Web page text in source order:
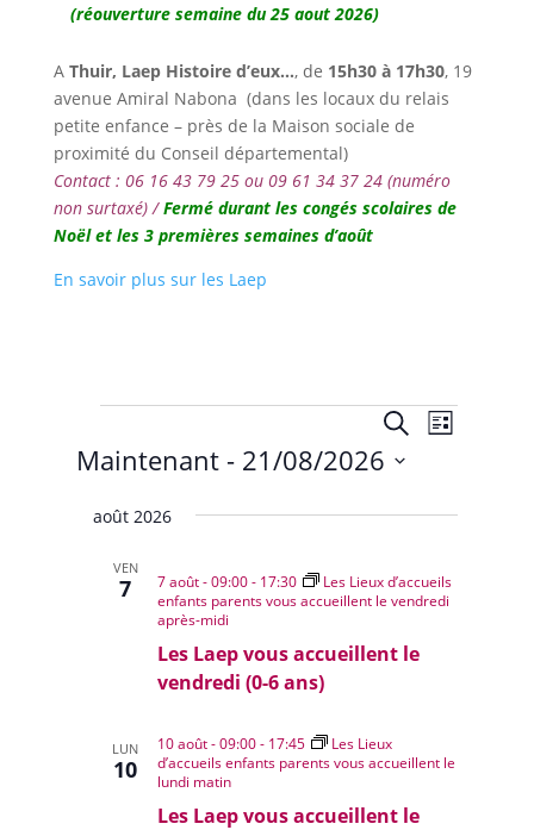
(réouverture semaine du 25 aout 2026)
A Thuir, Laep Histoire d’eux…, de 15h30 à 17h30, 19
avenue Amiral Nabona (dans les locaux du relais
petite enfance – près de la Maison sociale de
proximité du Conseil départemental)
Contact : 06 16 43 79 25 ou 09 61 34 37 24 (numéro
non surtaxé) /Fermé durant les congés scolaires de
Noël et les 3 premières semaines d’août
En savoir plus sur les Laep
Évènements Recherche
et
navigation
de
Recherche
de
Liste
Maintenant - 21/08/2026
une
août 2026
VEN
7
Les Laep vous accueillent le
vendredi (0-6 ans)
7 août - 09:00- 17:30
Les Lieux d’accueils
enfants parents vous accueillent le vendredi
après-midi
LUN
10
Les Laep vous accueillent le
10 août - 09:00- 17:45
Les Lieux
d’accueils enfants parents vous accueillent le
lundi matin